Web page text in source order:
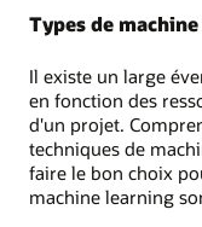
Types de
Il existe un large
en fonction des
d'un projet.
techniques de
faire le bon choix
machine learning